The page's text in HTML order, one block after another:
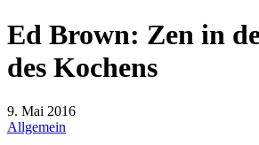
Ed Brown: Zen in
des Kochens
9. Mai 2016
Allgemein